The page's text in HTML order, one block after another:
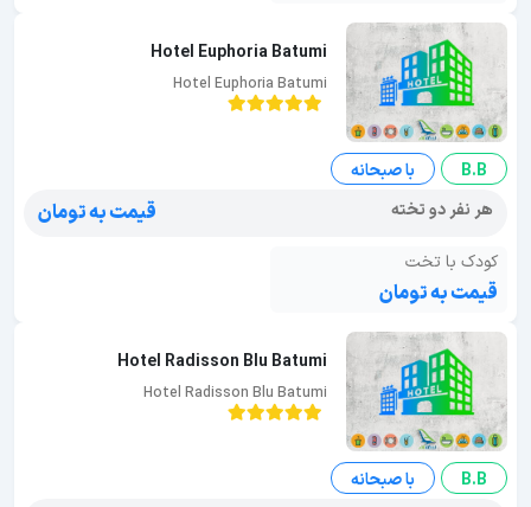
Hotel Euphoria Batumi
Hotel Euphoria Batumi
B.B
با صبحانه
هر نفر دو تخته
قیمت به تومان
کودک با تخت
قیمت به تومان
Hotel Radisson Blu Batumi
Hotel Radisson Blu Batumi
B.B
با صبحانه